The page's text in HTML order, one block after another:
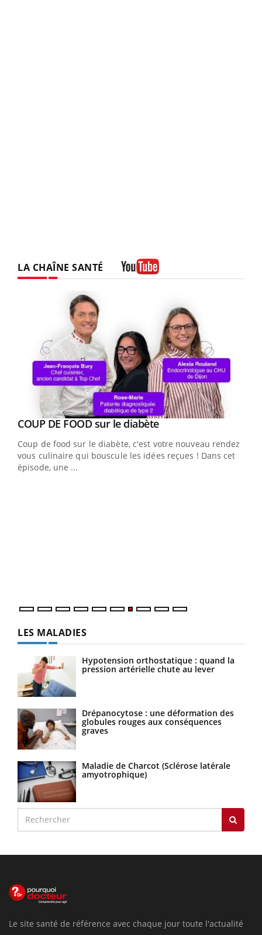
LA CHAÎNE SANTÉ
Youtube
COUP DE FOOD sur le diabèteYoutube
Coup de food sur le diabète, c'est votre nouveau rendez-
vous culinaire qui bouscule les idées reçues ! Dans cet
épisode, une ...
LES MALADIES
Hypotension orthostatique : quand la
pression artérielle chute au lever
Drépanocytose : une déformation des
globules rouges aux conséquences
graves
Maladie de Charcot (Sclérose latérale
amyotrophique)
Le site santé de référence avec chaque jour toute l'actualité